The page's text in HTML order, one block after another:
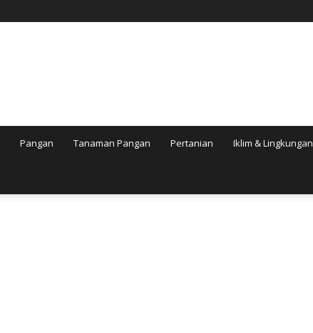
Pangan Tanaman Pangan Pertanian Iklim & Lingkungan